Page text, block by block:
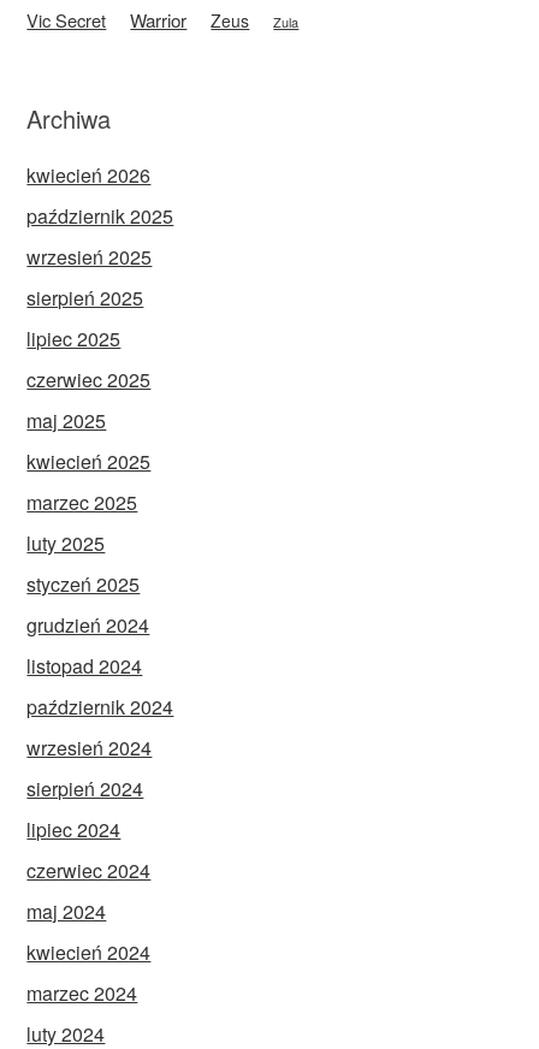
Vic Secret Warrior Zeus Zula
Archiwa
kwiecień 2026
październik 2025
wrzesień 2025
sierpień 2025
lipiec 2025
czerwiec 2025
maj 2025
kwiecień 2025
marzec 2025
luty 2025
styczeń 2025
grudzień 2024
listopad 2024
październik 2024
wrzesień 2024
sierpień 2024
lipiec 2024
czerwiec 2024
maj 2024
kwiecień 2024
marzec 2024
luty 2024